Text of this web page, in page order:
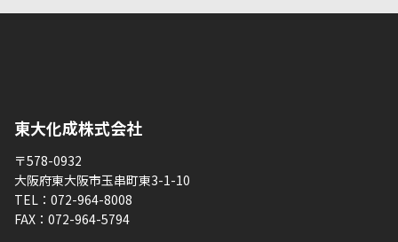
東大化成株式会社
〒578-0932
大阪府東大阪市玉串町東3-1-10
TEL： 072-964-8008
FAX： 072-964-5794